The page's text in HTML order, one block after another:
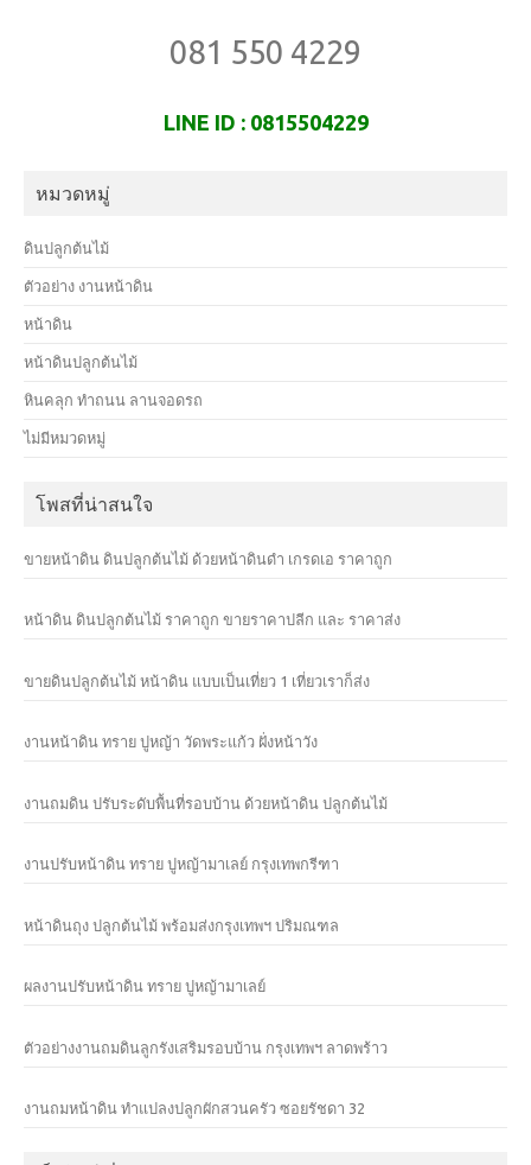
081 550 4229
LINE ID : 0815504229
หมวดหมู่
ดินปลูกต้นไม้
ตัวอย่าง งานหน้าดิน
หน้าดิน
หน้าดินปลูกต้นไม้
หินคลุก ทำถนน ลานจอดรถ
ไม่มีหมวดหมู่
โพสที่น่าสนใจ
ขายหน้าดิน ดินปลูกต้นไม้ ด้วยหน้าดินดำ เกรดเอ ราคาถูก
หน้าดิน ดินปลูกต้นไม้ ราคาถูก ขายราคาปลีก และ ราคาส่ง
ขายดินปลูกต้นไม้ หน้าดิน แบบเป็นเที่ยว 1 เที่ยวเราก็ส่ง
งานหน้าดิน ทราย ปูหญ้า วัดพระแก้ว ฝั่งหน้าวัง
งานถมดิน ปรับระดับพื้นที่รอบบ้าน ด้วยหน้าดิน ปลูกต้นไม้
งานปรับหน้าดิน ทราย ปูหญ้ามาเลย์ กรุงเทพกรีฑา
หน้าดินถุง ปลูกต้นไม้ พร้อมส่งกรุงเทพฯ ปริมณฑล
ผลงานปรับหน้าดิน ทราย ปูหญ้ามาเลย์
ตัวอย่างงานถมดินลูกรังเสริมรอบบ้าน กรุงเทพฯ ลาดพร้าว
งานถมหน้าดิน ทำแปลงปลูกผักสวนครัว ซอยรัชดา 32